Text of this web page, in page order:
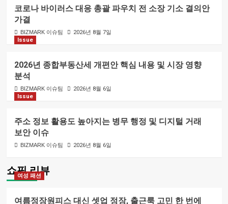
코로나 바이러스 대응 총괄 파우치 전 소장 기소 결의안
가결
BIZMARK 이슈팀
2026년 8월 7일
Issue
2026년 종합부동산세 개편안 핵심 내용 및 시장 영향
분석
BIZMARK 이슈팀
2026년 8월 6일
Issue
주소 정보 활용도 높아지는 병무 행정 및 디지털 거래
보안 이슈
BIZMARK 이슈팀 2026년 8월 6일
쇼핑 리뷰
여성 패션
여름정장원피스 대신 셋업 정장, 출근룩 고민 한 번에